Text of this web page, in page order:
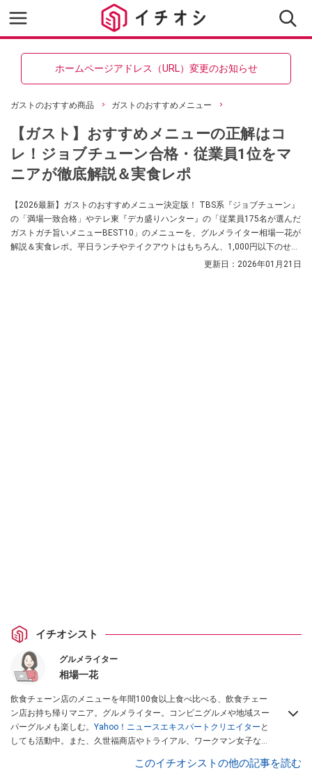
ホームページアドレス（URL）変更のお知らせ
ガストのおすすめ商品 ガストのおすすめメニュー
【ガスト】おすすめメニューの正解はコ
レ！ジョブチューン合格・従業員1位をマ
ニアが徹底解説＆実食レポ
【2026最新】ガストのおすすめメニュー決定版！ TBS系『ジョブチューン』
の「満場一致合格」やテレ東『デカ盛りハンター』の「従業員175名が選んだ
ガストガチ旨いメニューBEST10」のメニューを、グルメライター相場一花が
解説＆実食レポ。平日ランチやテイクアウトはもちろん、1,000円以下のせん
べろ飲みや裏技アレンジまで網羅。コスパ最強の組み合わせや、失敗しない
更新日： 2026年01月21日
イチオシスト
グルメライター
相場一花
飲食チェーン店のメニューを年間100食以上食べ比べる、飲食チェー
ン店お持ち帰りマニア。グルメライター。コンビニグルメや地域スー
パーグルメも楽しむ。 Yahoo！ニュースエキスパートクリエイター と
しても活動中。また、久世福商店やトライアル、ワークマン女子など
、集英社「週刊プレイボーイ」、宝島
このイチオシストの他の記事を読む